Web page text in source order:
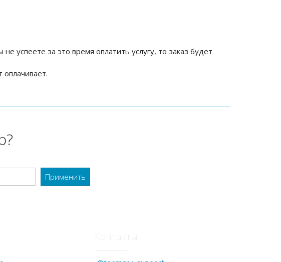
успеете за это время оплатить услугу, то заказ будет
оплачивает.